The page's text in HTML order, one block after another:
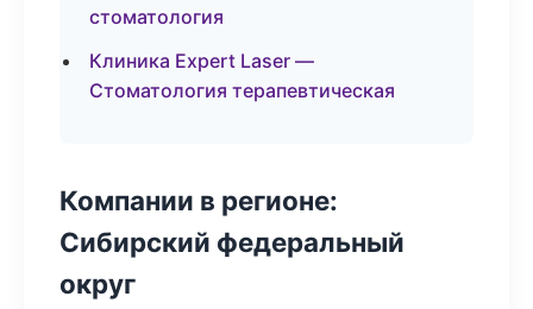
стоматология
Клиника Expert Laser —
Стоматология терапевтическая
Компании в регионе:
Сибирский федеральный
округ